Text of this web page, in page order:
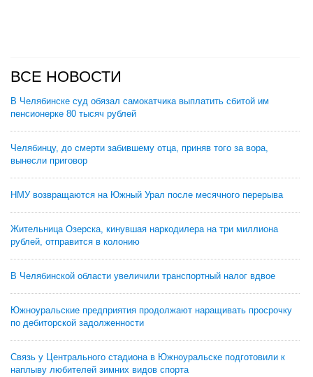
ВСЕ НОВОСТИ
В Челябинске суд обязал самокатчика выплатить сбитой им
пенсионерке 80 тысяч рублей
Челябинцу, до смерти забившему отца, приняв того за вора,
вынесли приговор
НМУ возвращаются на Южный Урал после месячного перерыва
Жительница Озерска, кинувшая наркодилера на три миллиона
рублей, отправится в колонию
В Челябинской области увеличили транспортный налог вдвое
Южноуральские предприятия продолжают наращивать просрочку
по дебиторской задолженности
Связь у Центрального стадиона в Южноуральске подготовили к
наплыву любителей зимних видов спорта